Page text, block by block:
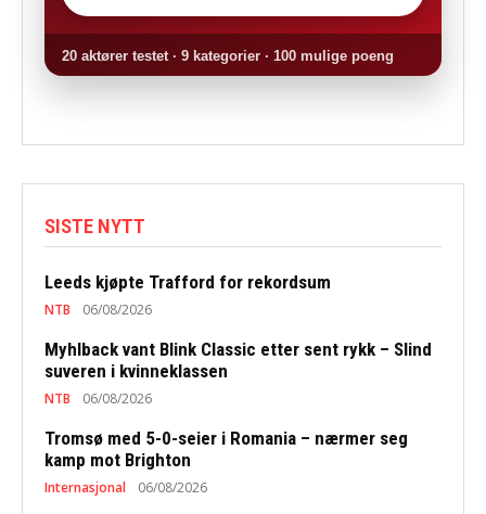
20 aktører testet · 9 kategorier · 100 mulige poeng
SISTE NYTT
Leeds kjøpte Trafford for rekordsum
NTB 06/08/2026
Myhlback vant Blink Classic etter sent rykk – Slind
suveren i kvinneklassen
NTB 06/08/2026
Tromsø med 5-0-seier i Romania – nærmer seg
kamp mot Brighton
Internasjonal 06/08/2026